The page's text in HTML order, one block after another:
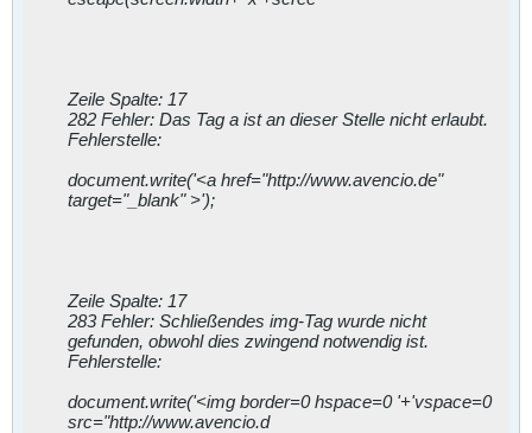
Zeile Spalte: 17
282 Fehler: Das Tag a ist an dieser Stelle nicht erlaubt.
Fehlerstelle:
document.write('<a href="http://www.avencio.de"
target="_blank" >');
Zeile Spalte: 17
283 Fehler: Schließendes img-Tag wurde nicht
gefunden, obwohl dies zwingend notwendig ist.
Fehlerstelle:
document.write('<img border=0 hspace=0 '+'vspace=0
src="http://www.avencio.d